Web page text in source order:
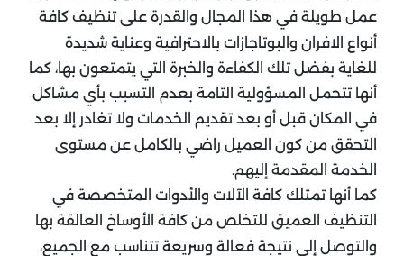
عمل طويلة في هذا المجال والقدرة على تنظيف كافة
أنواع الافران والبوتاجازات بالاحترافية وعناية شديدة
للغاية بفضل تلك الكفاءة والخبرة التي يتمتعون بها، كما
أنها تتحمل المسؤولية التامة بعدم التسبب بأي مشاكل
في المكان قبل أو بعد تقديم الخدمات ولا تغادر إلا بعد
التحقق من كون العميل راضي بالكامل عن مستوى
الخدمة المقدمة إليهم.
كما أنها تمتلك كافة الآلات والأدوات المتخصصة في
التنظيف العميق للتخلص من كافة الأوساخ العالقة بها
والتوصل إلى نتيجة فعالة وسريعة تتناسب مع الجميع،